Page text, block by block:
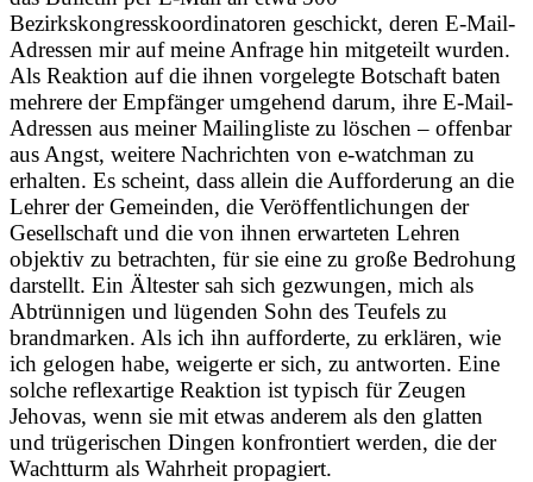
Bezirkskongresskoordinatoren geschickt, deren E-Mail-
Adressen mir auf meine Anfrage hin mitgeteilt wurden.
Als Reaktion auf die ihnen vorgelegte Botschaft baten
mehrere der Empfänger umgehend darum, ihre E-Mail-
Adressen aus meiner Mailingliste zu löschen – offenbar
aus Angst, weitere Nachrichten von e-watchman zu
erhalten. Es scheint, dass allein die Aufforderung an die
Lehrer der Gemeinden, die Veröffentlichungen der
Gesellschaft und die von ihnen erwarteten Lehren
objektiv zu betrachten, für sie eine zu große Bedrohung
darstellt. Ein Ältester sah sich gezwungen, mich als
Abtrünnigen und lügenden Sohn des Teufels zu
brandmarken. Als ich ihn aufforderte, zu erklären, wie
ich gelogen habe, weigerte er sich, zu antworten. Eine
solche reflexartige Reaktion ist typisch für Zeugen
Jehovas, wenn sie mit etwas anderem als den glatten
und trügerischen Dingen konfrontiert werden, die der
Wachtturm als Wahrheit propagiert.